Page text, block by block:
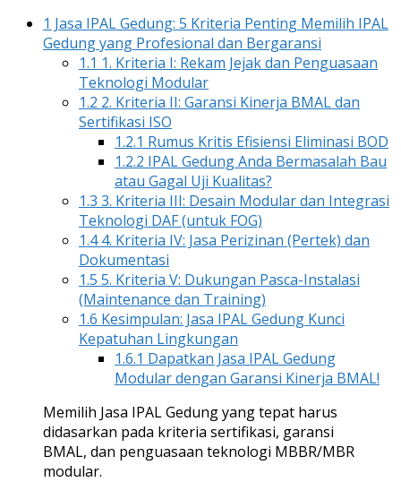
1 Jasa IPAL Gedung: 5 Kriteria Penting Memilih IPAL
Gedung yang Profesional dan Bergaransi
1.1 1. Kriteria I: Rekam Jejak dan Penguasaan
Teknologi Modular
1.2 2. Kriteria II: Garansi Kinerja BMAL dan
Sertifikasi ISO
1.2.1 Rumus Kritis Efisiensi Eliminasi BOD
1.2.2 IPAL Gedung Anda Bermasalah Bau
atau Gagal Uji Kualitas?
1.3 3. Kriteria III: Desain Modular dan Integrasi
Teknologi DAF (untuk FOG)
1.44. Kriteria IV: Jasa Perizinan (Pertek) dan
Dokumentasi
1.5 5. Kriteria V: Dukungan Pasca-Instalasi
(Maintenance dan Training)
1.6 Kesimpulan: Jasa IPAL Gedung Kunci
Kepatuhan Lingkungan
1.6.1 Dapatkan Jasa IPAL Gedung
Modular dengan Garansi Kinerja BMAL!
Memilih Jasa IPAL Gedung yang tepat harus
didasarkan pada kriteria sertifikasi, garansi
BMAL, dan penguasaan teknologi MBBR/MBR
modular.